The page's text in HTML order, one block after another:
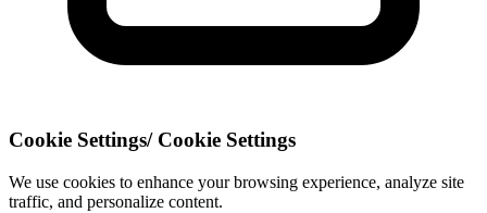
Cookie Settings/ Cookie Settings
We use cookies to enhance your browsing experience, analyze site
traffic, and personalize content.